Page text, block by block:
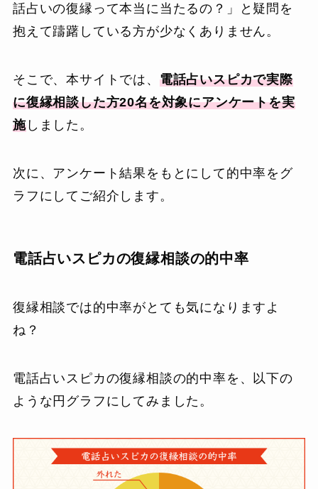
話占いの復縁って本当に当たるの？」と疑問を
抱えて躊躇している方が少なくありません。
そこで、本サイトでは、 電話占いスピカで実際
に復縁相談した方20名を対象にアンケートを実
施しました。
次に、アンケート結果をもとにして的中率をグ
ラフにしてご紹介します。
電話占いスピカの復縁相談の的中率
復縁相談では的中率がとても気になりますよ
ね？
電話占いスピカの復縁相談の的中率を、以下の
ような円グラフにしてみました。